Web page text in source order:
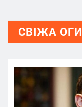
СВІЖА